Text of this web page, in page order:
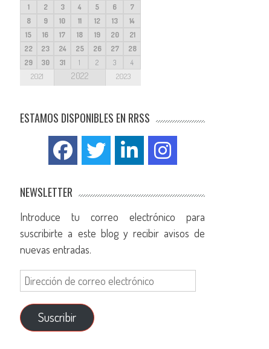
1
2 3 4 5 6
7
8
9 10 11 12 13
14
15
16 17 18 19 20
21
22
23 24 25 26 27
28
29
30 31 1 2 3 4
2021 2022 2023
ESTAMOS DISPONIBLES EN RRSS
NEWSLETTER
Introduce tu correo electrónico para
suscribirte a este blog y recibir avisos de
nuevas entradas.
Suscribir